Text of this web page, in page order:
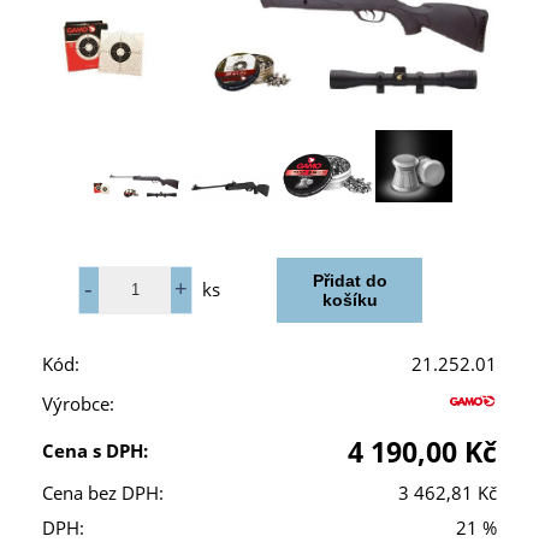
ks
Kód:
21.252.01
Výrobce:
Cena s DPH:
4 190,00 Kč
Cena bez DPH:
3 462,81 Kč
DPH:
21 %